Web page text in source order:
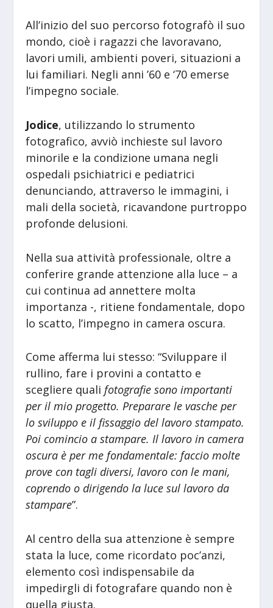
All’inizio del suo percorso fotografò il suo
mondo, cioè i ragazzi che lavoravano,
lavori umili, ambienti poveri, situazioni a
lui familiari. Negli anni ’60 e ‘70 emerse
l’impegno sociale.
Jodice, utilizzando lo strumento
fotografico, avviò inchieste sul lavoro
minorile e la condizione umana negli
ospedali psichiatrici e pediatrici
denunciando, attraverso le immagini, i
mali della società, ricavandone purtroppo
profonde delusioni.
Nella sua attività professionale, oltre a
conferire grande attenzione alla luce – a
cui continua ad annettere molta
importanza -, ritiene fondamentale, dopo
lo scatto, l’impegno in camera oscura.
Come afferma lui stesso: “Sviluppare il
rullino, fare i provini a contatto e
scegliere qualifotografie sono importanti
per il mio progetto. Preparare le vasche per
lo sviluppo e il fissaggio del lavoro stampato.
Poi comincio a stampare. Il lavoro in camera
oscura è per me fondamentale: faccio molte
prove con tagli diversi, lavoro con le mani,
coprendo o dirigendo la luce sul lavoro da
stampare”.
Al centro della sua attenzione è sempre
stata la luce, come ricordato poc’anzi,
elemento così indispensabile da
impedirgli di fotografare quando non è
quella giusta.